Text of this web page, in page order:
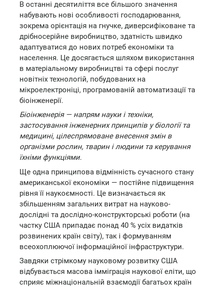
В останні десятиліття все більшого значення
набувають нові особливості господарювання,
зокрема орієнтація на гнучке, диверсифіковане та
дрібносерійне виробництво, здатність швидко
адаптуватися до нових потреб економіки та
населення. Це досягається шляхом використання
в матеріальному виробництві та сфері послуг
новітніх технологій, побудованих на
мікроелектроніці, програмованій автоматизації та
біоінженерії.
Біоінженерія — напрям науки і техніки,
застосування інженерних принципів у біології та
медицині, цілеспрямоване внесення змін в
організми рослин, тварин і людини та керування
їхніми функціями.
Ще одна принципова відмінність сучасного стану
американської економіки — постійне підвищення
рівня її наукоємності. Це визначається як
збільшенням загальних витрат на науково-
дослідні та дослідно-конструкторські роботи (на
частку США припадає понад 40 % усіх видатків
розвинених країн світу), так і формуванням
всеохоплюючої інформаційної інфраструктури.
Завдяки стрімкому науковому розвитку США
відбувається масова імміграція наукової еліти, що
сприяє міжнаціональній взаємодії багатьох країн